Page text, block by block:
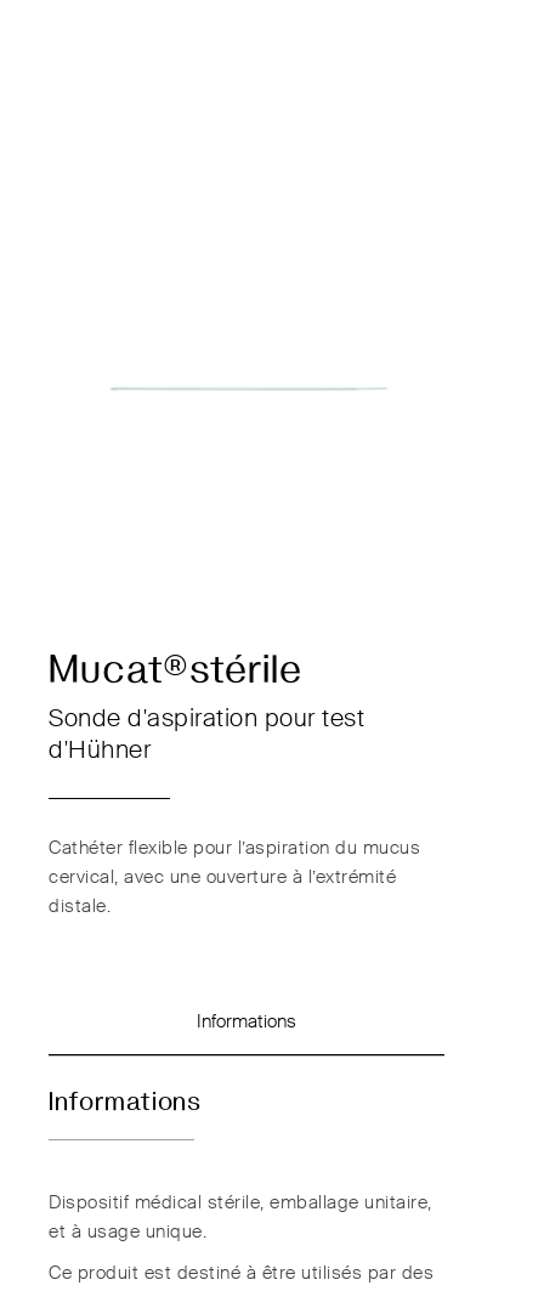
Mucat®stérile
Sonde d'aspiration pour test
d'Hühner
Cathéter flexible pour l’aspiration du mucus
cervical, avec une ouverture à l’extrémité
distale.
Informations
Informations
Dispositif médical stérile, emballage unitaire,
et à usage unique.
Ce produit est destiné à être utilisés par des